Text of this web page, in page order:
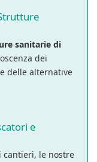
sanitarie di
dei
delle alternative
e
cantieri, le nostre